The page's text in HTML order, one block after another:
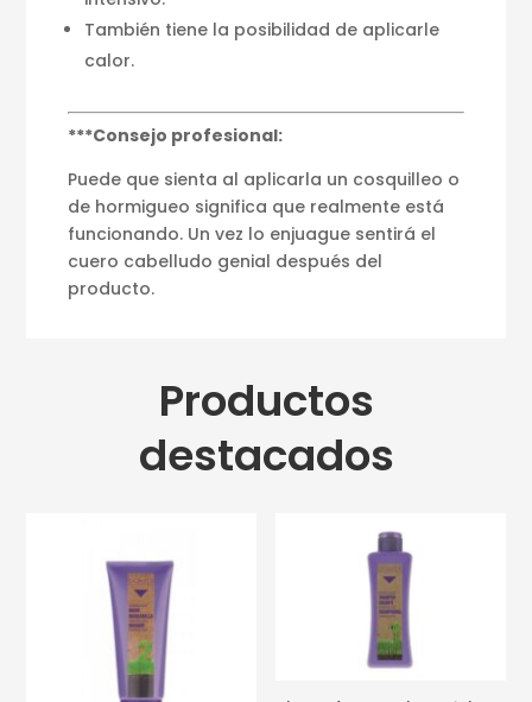
También tiene la posibilidad de aplicarle
calor.
***Consejo profesional:
Puede que sienta al aplicarla un cosquilleo o
de hormigueo significa que realmente está
funcionando. Un vez lo enjuague sentirá el
cuero cabelludo genial después del
producto.
Productos
destacados